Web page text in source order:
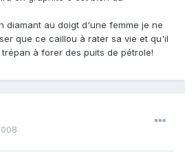
diamant au doigt d'une femme je ne
que ce caillou à rater sa vie et qu'il
à forer des puits de pétrole!